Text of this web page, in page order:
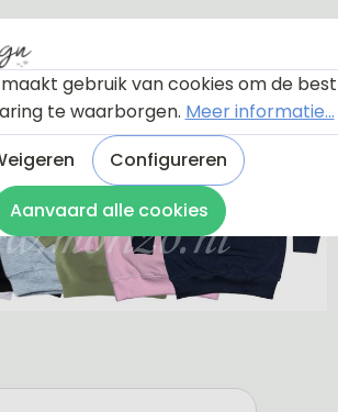
wij in de volgende maten uit
56, 62, 68, 74, 80, 86, 92, 98 en 104.
van 100% katoen gemaakt.
gebruik van cookies om de best
te waarborgen. Meer informatie...
Configureren
Aanvaard alle cookies